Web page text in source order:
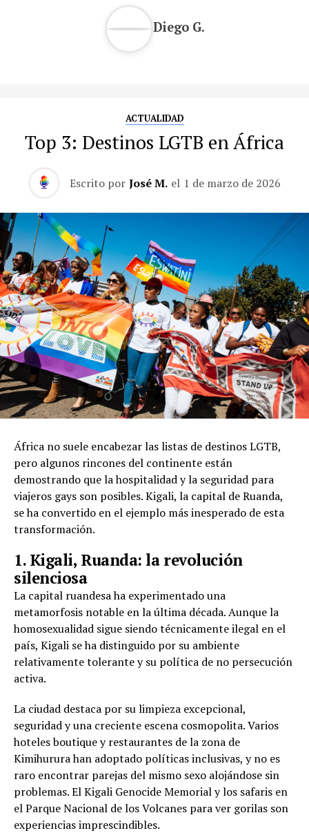
Diego G.
ACTUALIDAD
Top 3: Destinos LGTB en África
Escrito por José M. el 1 de marzo de 2026
África no suele encabezar las listas de destinos LGTB,
pero algunos rincones del continente están
demostrando que la hospitalidad y la seguridad para
viajeros gays son posibles. Kigali, la capital de Ruanda,
se ha convertido en el ejemplo más inesperado de esta
transformación.
1. Kigali, Ruanda: la revolución
silenciosa
La capital ruandesa ha experimentado una
metamorfosis notable en la última década. Aunque la
homosexualidad sigue siendo técnicamente ilegal en el
país, Kigali se ha distinguido por su ambiente
relativamente tolerante y su política de no persecución
activa.
La ciudad destaca por su limpieza excepcional,
seguridad y una creciente escena cosmopolita. Varios
hoteles boutique y restaurantes de la zona de
Kimihurura han adoptado políticas inclusivas, y no es
raro encontrar parejas del mismo sexo alojándose sin
problemas. El Kigali Genocide Memorial y los safaris en
el Parque Nacional de los Volcanes para ver gorilas son
experiencias imprescindibles.